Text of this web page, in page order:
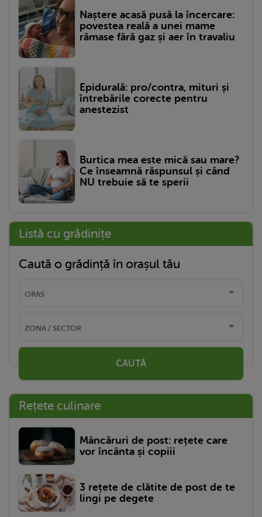
Naștere acasă pusă la încercare:
povestea reală a unei mame
rămase fără gaz și aer în travaliu
Epidurală: pro/contra, mituri și
întrebările corecte pentru
anestezist
Burtica mea este mică sau mare?
Ce înseamnă răspunsul și când
NU trebuie să te sperii
Listă cu grădinițe
Caută o grădință în orașul tău
CAUTĂ
Rețete culinare
Mâncăruri de post: rețete care
vor încânta și copiii
3 rețete de clătite de post de te
lingi pe degete